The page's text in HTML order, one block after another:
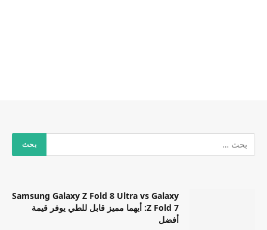
Samsung Galaxy Z Fold 8 Ultra vs Galaxy
Z Fold 7: أيهما مميز قابل للطي يوفر قيمة
أفضل